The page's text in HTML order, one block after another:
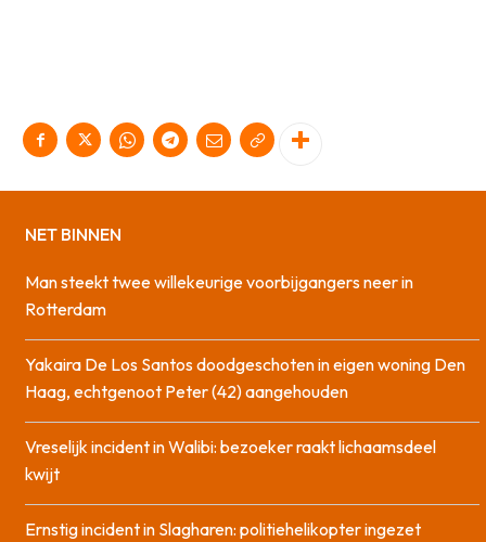
NET BINNEN
Man steekt twee willekeurige voorbijgangers neer in
Rotterdam
Yakaira De Los Santos doodgeschoten in eigen woning Den
Haag, echtgenoot Peter (42) aangehouden
Vreselijk incident in Walibi: bezoeker raakt lichaamsdeel
kwijt
Ernstig incident in Slagharen: politiehelikopter ingezet